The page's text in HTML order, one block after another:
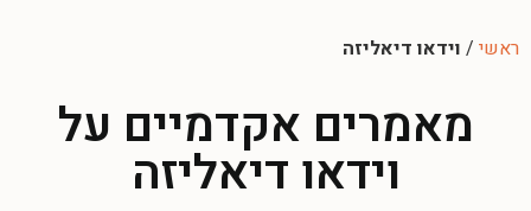
ראשי / וידאו דיאליזה
מאמרים אקדמיים על
וידאו דיאליזה